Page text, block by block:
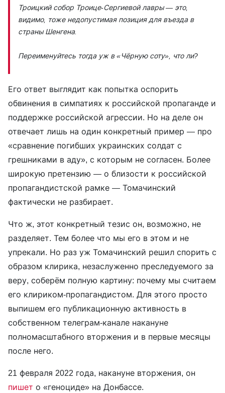
Троицкий собор Троице-Сергиевой лавры — это,
видимо, тоже недопустимая позиция для въезда в
страны Шенгена.
Переименуйтесь тогда уж в «Чёрную соту», что ли?
Его ответ выглядит как попытка оспорить
обвинения в симпатиях к российской пропаганде и
поддержке российской агрессии. Но на деле он
отвечает лишь на один конкретный пример — про
«сравнение погибших украинских солдат с
грешниками в аду», с которым не согласен. Более
широкую претензию — о близости к российской
пропагандистской рамке — Томачинский
фактически не разбирает.
Что ж, этот конкретный тезис он, возможно, не
разделяет. Тем более что мы его в этом и не
упрекали. Но раз уж Томачинский решил спорить с
образом клирика, незаслуженно преследуемого за
веру, соберём полную картину: почему мы считаем
его клириком-пропагандистом. Для этого просто
выпишем его публикационную активность в
собственном телеграм-канале накануне
полномасштабного вторжения и в первые месяцы
после него.
21 февраля 2022 года, накануне вторжения, он
пишет о «геноциде» на Донбассе.